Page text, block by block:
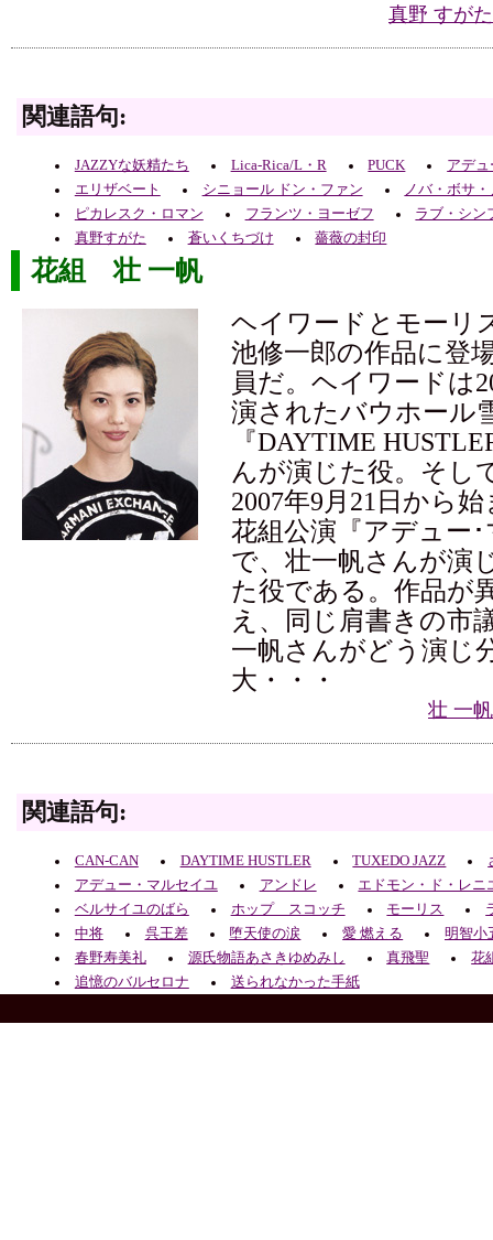
真野 すが
関連語句:
JAZZYな妖精たち Lica-Rica/L・R PUCK
アデ
エリザベート
シニョール ドン・ファン
ノバ・ボサ
ピカレスク・ロマン
フランツ・ヨーゼフ
ラブ・シン
真野すがた
蒼いくちづけ 薔薇の封印
花組 壮 一帆
ヘイワードとモーリ
池修一郎の作品に登
員だ。ヘイワードは
演されたバウホール
『DAYTIME
んが演じた役。そし
2007年9月21日から
花組公演『アデュー
で、壮一帆さんが演
た役である。作品が
え、同じ肩書きの市
一帆さんがどう演じ
大・・・
壮 一
関連語句:
CAN-CAN DAYTIME HUSTLER TUXEDO JAZZ
アデュー・マルセイユ
アンドレ
エドモン・ド・レニ
ベルサイユのばら
ホップ スコッチ モーリス
中将
呉王差 堕天使の涙 愛 燃える
明智小
春野寿美礼
源氏物語あさきゆめみし 真飛聖
花
追憶のバルセロナ
送られなかった手紙